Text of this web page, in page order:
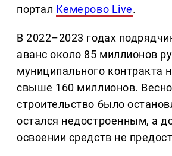
портал Кемерово Live.
В 2022–2023 годах
аванс около 85 миллионов
муниципального контракта
свыше 160 миллионов.
строительство было
остался недостроенным, а
освоении средств не